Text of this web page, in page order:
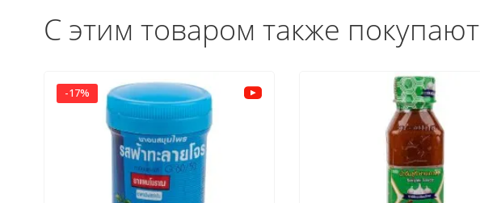
С этим товаром также покупают
-17%